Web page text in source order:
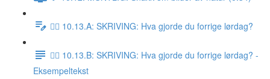
✍🏼 10.13.A: SKRIVING: Hva gjorde du forrige lørdag?
✍🏼 10.13.B: SKRIVING: Hva gjorde du forrige lørdag? -
Eksempeltekst